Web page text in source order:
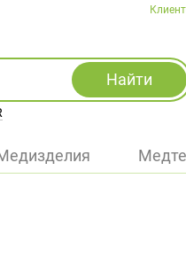
Найти
Избранное
Войти